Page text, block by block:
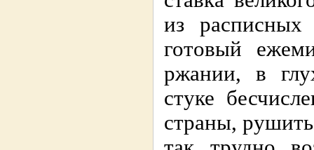
из
готовый
ржании, в
стуке
страны,